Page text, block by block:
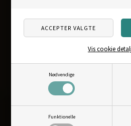
Nødvendige
Funktionelle
Vis cookie
Weblager og kontor:
info@outdoornu.dk
CVR: DK40101187